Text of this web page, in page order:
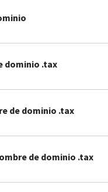
dominio .tax
de dominio .tax
de dominio .tax